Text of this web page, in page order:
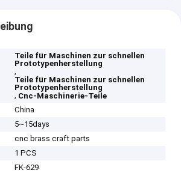
Teile für Maschinen zur schnellen
Prototypenherstellung
,
Teile für Maschinen zur schnellen
Prototypenherstellung
, Cnc-Maschinerie-Teile
China
5~15days
cnc brass craft parts
1 PCS
FK-629